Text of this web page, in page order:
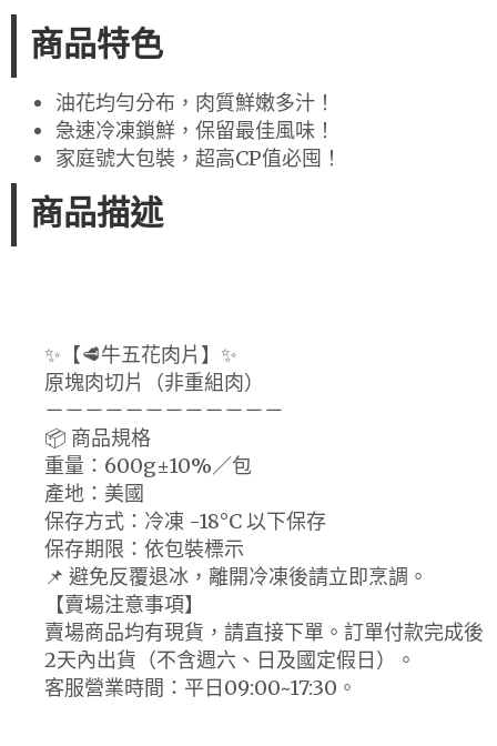
商品特色
油花均勻分布，肉質鮮嫩多汁！
急速冷凍鎖鮮，保留最佳風味！
家庭號大包裝，超高CP值必囤！
商品描述
✨【🥩牛五花肉片】✨
原塊肉切片（非重組肉）
－－－－－－－－－－－－
📦 商品規格
重量：600g±10%／包
產地：美國
保存方式：冷凍 -18°C 以下保存
保存期限：依包裝標示
📌 避免反覆退冰，離開冷凍後請立即烹調。
【賣場注意事項】
賣場商品均有現貨，請直接下單。訂單付款完成後
2天內出貨（不含週六、日及國定假日）。
客服營業時間：平日09:00~17:30。